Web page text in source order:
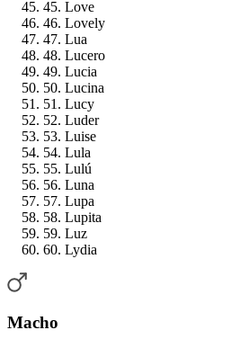
45. Love
46. Lovely
47. Lua
48. Lucero
49. Lucia
50. Lucina
51. Lucy
52. Luder
53. Luise
54. Lula
55. Lulú
56. Luna
57. Lupa
58. Lupita
59. Luz
60. Lydia
Macho